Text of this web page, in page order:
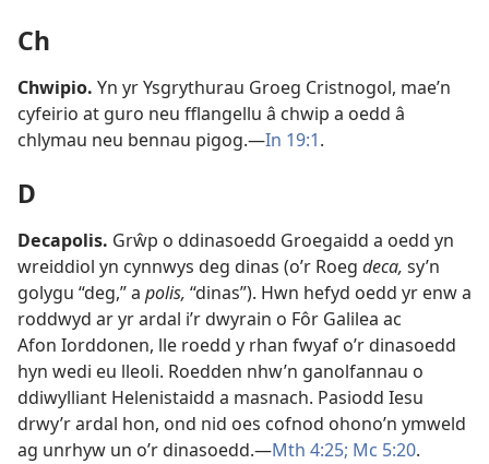
Ch
Chwipio. Yn yr Ysgrythurau Groeg Cristnogol, mae’n
cyfeirio at guro neu fflangellu â chwip a oedd â
chlymau neu bennau pigog.—In 19:1.
D
Decapolis. Grŵp o ddinasoedd Groegaidd a oedd yn
wreiddiol yn cynnwys deg dinas (o’r Roeg deca, sy’n
golygu “deg,” a polis, “dinas”). Hwn hefyd oedd yr enw a
roddwyd ar yr ardal i’r dwyrain o Fôr Galilea ac
Afon Iorddonen, lle roedd y rhan fwyaf o’r dinasoedd
hyn wedi eu lleoli. Roedden nhw’n ganolfannau o
ddiwylliant Helenistaidd a masnach. Pasiodd Iesu
drwy’r ardal hon, ond nid oes cofnod ohono’n ymweld
ag unrhyw un o’r dinasoedd.—Mth 4:25; Mc 5:20.